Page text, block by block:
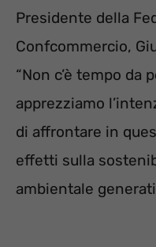
Presidente della
Confcommercio,
“Non c’è tempo da
apprezziamo
di affrontare in
effetti sulla
ambientale